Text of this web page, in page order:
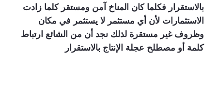
بالاستقرار فكلما كان المناخ آمن ومستقر كلما زادت
الاستثمارات لأن أي مستثمر لا يستثمر في مكان
وظروف غير مستقرة لذلك نجد أن من الشائع ارتباط
كلمة أو مصطلح عجلة الإنتاج بالاستقرار